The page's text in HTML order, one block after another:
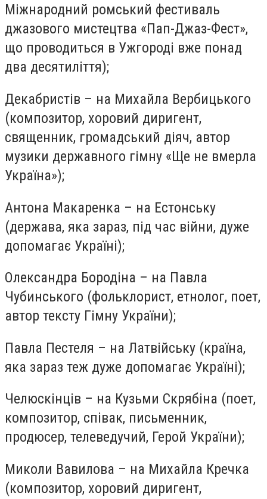
Міжнародний ромський фестиваль
джазового мистецтва «Пап-Джаз-Фест»,
що проводиться в Ужгороді вже понад
два десятиліття);
Декабристів – на Михайла Вербицького
(композитор, хоровий диригент,
священник, громадський діяч, автор
музики державного гімну «Ще не вмерла
Україна»);
Антона Макаренка – на Естонську
(держава, яка зараз, під час війни, дуже
допомагає Україні);
Олександра Бородіна – на Павла
Чубинського (фольклорист, етнолог, поет,
автор тексту Гімну України);
Павла Пестеля – на Латвійську (країна,
яка зараз теж дуже допомагає Україні);
Челюскінців – на Кузьми Скрябіна (поет,
композитор, співак, письменник,
продюсер, телеведучий, Герой України);
Миколи Вавилова – на Михайла Кречка
(композитор, хоровий диригент,